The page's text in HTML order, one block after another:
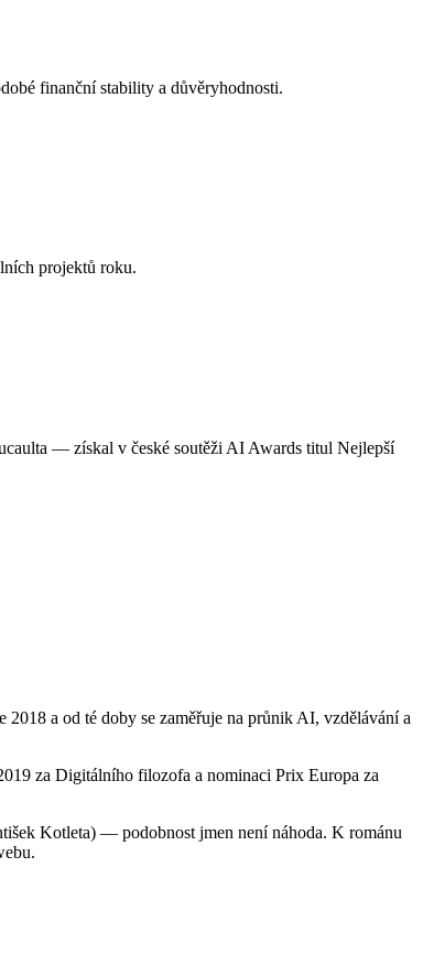
finanční stability a důvěryhodnosti.
projektů roku.
— získal v české soutěži AI Awards titul Nejlepší
a od té doby se zaměřuje na průnik AI, vzdělávání a
za Digitálního filozofa a nominaci Prix Europa za
Kotleta) — podobnost jmen není náhoda. K románu